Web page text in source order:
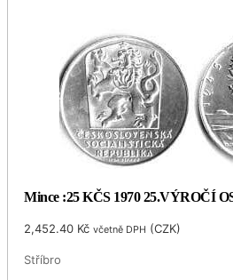
Mince :25 KČS 1970 25.VÝROČÍ
2,452.40 Kč včetně DPH (CZK)
Stříbro